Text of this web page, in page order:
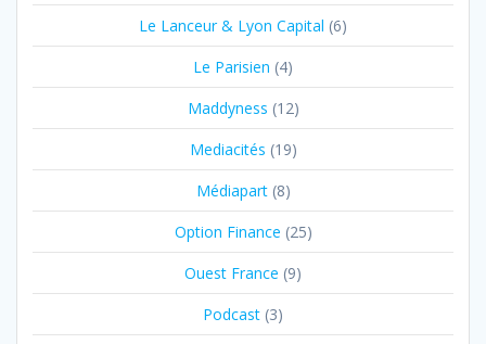
Le Lanceur & Lyon Capital (6)
Le Parisien (4)
Maddyness (12)
Mediacités (19)
Médiapart(8)
Option Finance (25)
Ouest France (9)
Podcast (3)